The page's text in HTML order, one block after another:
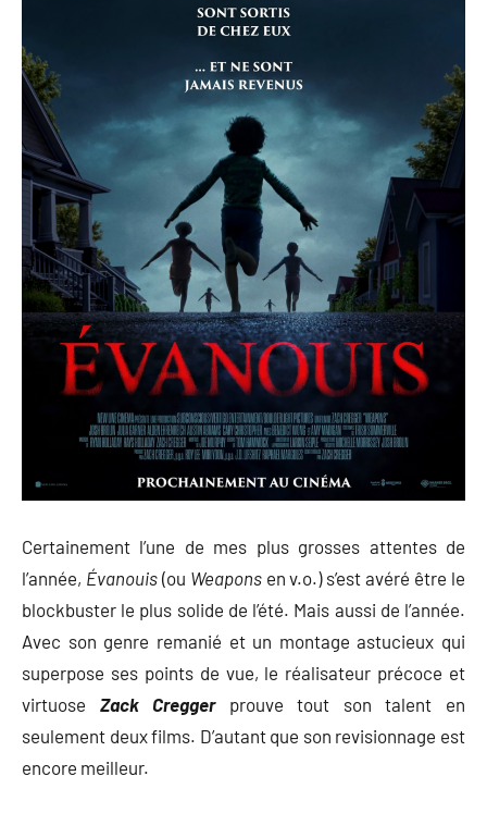
Certainement l’une de mes plus grosses attentes de
l’année, Évanouis(ou Weaponsen v.o.) s’est avéré être le
blockbuster le plus solide de l’été. Mais aussi de l’année.
Avec son genre remanié et un montage astucieux qui
superpose ses points de vue, le réalisateur précoce et
virtuose Zack Creggerprouve tout son talent en
seulement deux films. D’autant que son revisionnage est
encore meilleur.